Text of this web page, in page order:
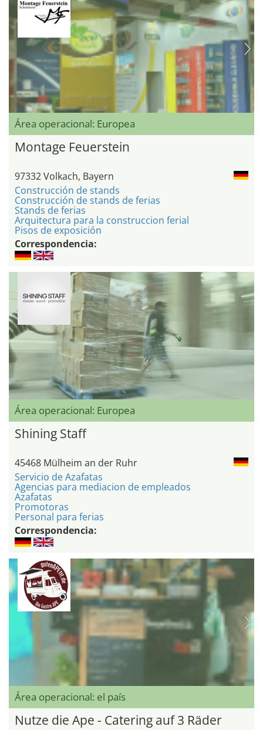
Área operacional: Europea
Montage Feuerstein
97332 Volkach, Bayern
Construcción de stands
Construcción de stands de ferias
Stands de ferias
Arquitectura para la construccion ferial
Pisos de exposición
Correspondencia:
Área operacional: Europea
Shining Staff
45468 Mülheim an der Ruhr
Servicio de Azafatas
Agencias para mediacion de empleados
Azafatas
Promotoras
Personal para ferias
Correspondencia:
Área operacional: el país
Nutze die Ape - Catering auf 3 Räder